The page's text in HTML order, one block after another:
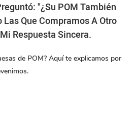
"¿Su POM También
Que Compramos A Otro
Respuesta Sincera.
de POM? Aquí te explicamos por